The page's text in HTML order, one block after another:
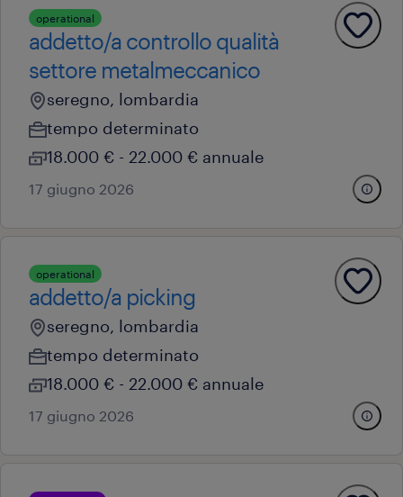
operational
addetto/a controllo qualità
settore metalmeccanico
seregno, lombardia
tempo determinato
18.000 € - 22.000 € annuale
17 giugno 2026
operational
addetto/a picking
seregno, lombardia
tempo determinato
18.000 € - 22.000 € annuale
17 giugno 2026